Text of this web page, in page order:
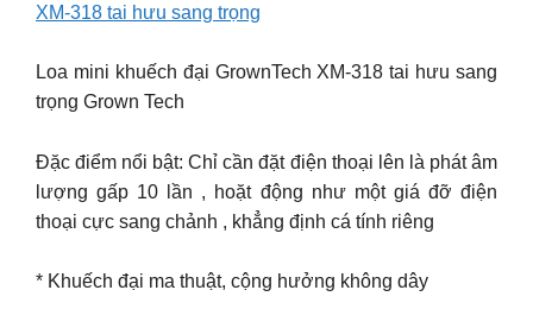
XM-318 tai hưu sang trọng
Loa mini khuếch đại GrownTech XM-318 tai hưu sang
trọng Grown Tech
Đặc điểm nổi bật: Chỉ cần đặt điện thoại lên là phát âm
lượng gấp 10 lần , hoặt động như một giá đỡ điện
thoại cực sang chảnh , khẳng định cá tính riêng
* Khuếch đại ma thuật, cộng hưởng không dây